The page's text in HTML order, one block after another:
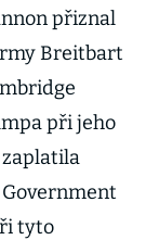
zní od
přiznal
Breitbart
při jeho
tyto